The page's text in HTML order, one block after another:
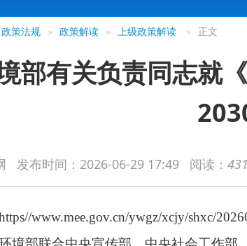
政策法规 » 政策解读 » 上级政策解读 » 正文
部有关负责同志就
发布时间： 2026-06-29 17:49 阅读： 431
联合中央宣传部、中央社会工作部、教育部、共
以下简称《促进计划》）。生态环境部有关负
出台的背景是什么？